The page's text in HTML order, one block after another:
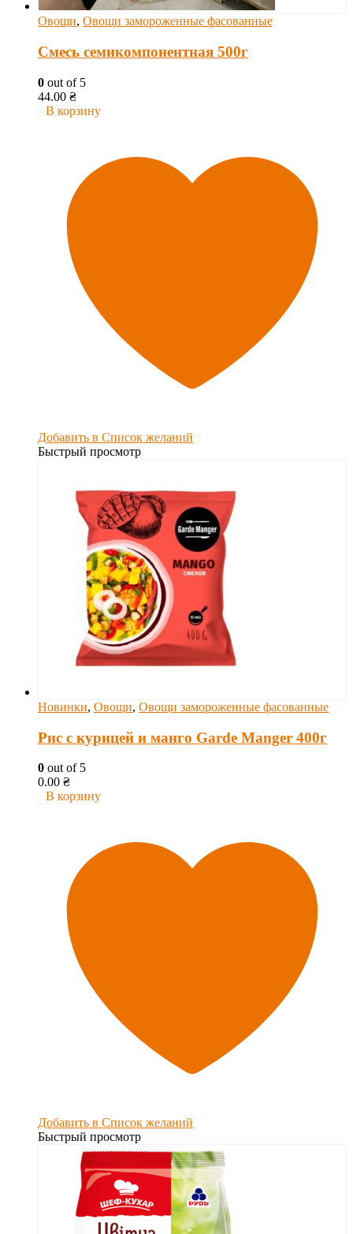
Овощи, Овощи замороженные фасованные
Смесь семикомпонентная 500г
0 out of 5
44.00 ₴
В корзину
Добавить в Список желаний
Быстрый просмотр
Новинки, Овощи, Овощи замороженные фасованные
Рис с курицей и манго Garde Manger 400г
0 out of 5
0.00 ₴
В корзину
Добавить в Список желаний
Быстрый просмотр